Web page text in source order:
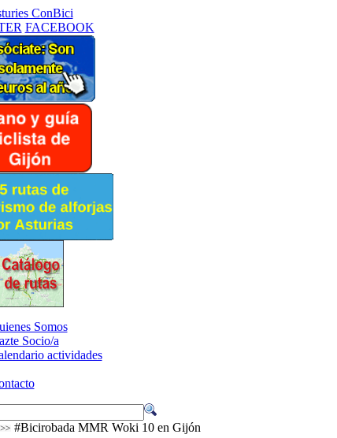
ConBici
FACEBOOK
Somos
Socio/a
actividades
#Bicirobada MMR Woki 10 en Gijón